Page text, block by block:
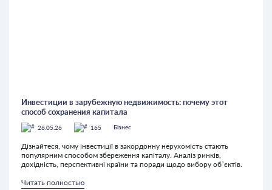
Инвестиции в зарубежную недвижимость: почему этот
способ сохранения капитала
26.05.26 165 Бізнес
Дізнайтеся, чому інвестиції в закордонну нерухомість стають
популярним способом збереження капіталу. Аналіз ринків,
дохідність, перспективні країни та поради щодо вибору об’єктів.
Читать полностью